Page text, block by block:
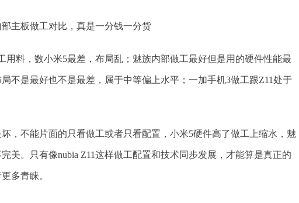
用料，数小米5最差，布局乱；魅族内部做工最好但是用的硬件性能最
局不是最好也不是最差，属于中等偏上水平；一加手机3做工跟Z11处于
，不能片面的只看做工或者只看配置，小米5硬件高了做工上缩水，魅
美。只有像nubia Z11这样做工配置和技术同步发展，才能算是真正的
多青睐。